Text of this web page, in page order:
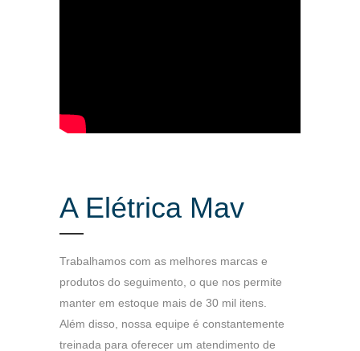
A Elétrica Mav
Trabalhamos com as melhores marcas e
produtos do seguimento, o que nos permite
manter em estoque mais de 30 mil itens.
Além disso, nossa equipe é constantemente
treinada para oferecer um atendimento de